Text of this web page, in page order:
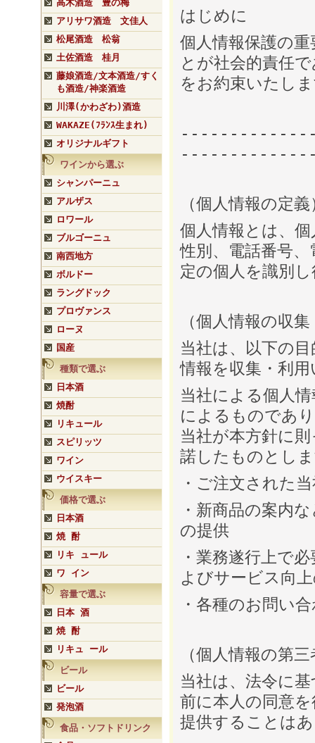
高木酒造 豊の梅
アリサワ酒造 文佳人
松尾酒造 松翁
土佐酒造 桂月
藤娘酒造/文本酒造/すく
も酒造/神楽酒造
川澤(かわざわ)酒造
WAKAZE(ﾌﾗﾝｽ生まれ)
オリジナルギフト
ワインから選ぶ
シャンパーニュ
アルザス
ロワール
ブルゴーニュ
南西地方
ボルドー
ラングドック
プロヴァンス
ローヌ
国産
種類で選ぶ
日本酒
焼酎
リキュール
スピリッツ
ワイン
ウイスキー
価格で選ぶ
日本酒
焼 酎
リキ ュール
ワ イン
容量で選ぶ
日本 酒
焼 酎
リキュ ール
ビール
ビール
発泡酒
食品・ソフトドリンク
はじめに
個人情報保護の
とが社会的責任
をお約束いたし
（個人情報の定義
個人情報とは、
性別、電話番号
定の個人を識別
（個人情報の収
当社は、以下の
情報を収集・利
当社による個人
によるものであ
当社が本方針に
諾したものとし
・ご注文された
・新商品の案内
の提供
・業務遂行上で
よびサービス向
・各種のお問い
（個人情報の第
当社は、法令に
前に本人の同意
提供することは